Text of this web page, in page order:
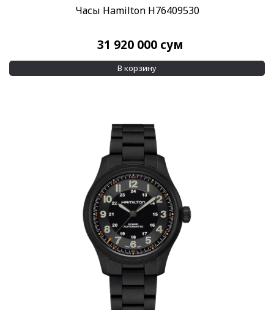
Часы Hamilton H76409530
31 920 000 сум
В корзину